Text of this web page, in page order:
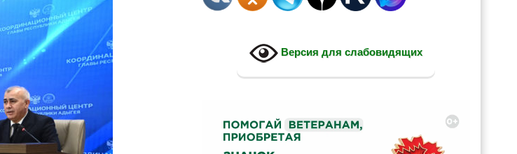
Версия для слабовидящих